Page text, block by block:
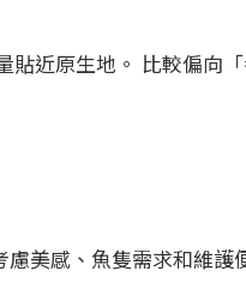
近原生地。 比較偏向
美感、魚隻需求和維護